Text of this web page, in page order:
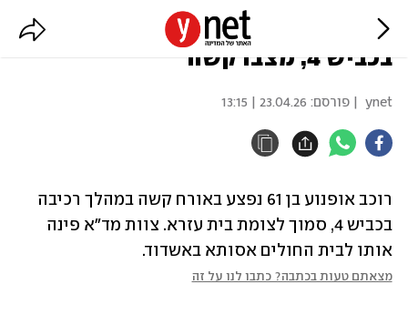
רוכב אופנוע נפצע במהלך רכיבה
בכביש 4, מצבו קשה
ynet | פורסם: 23.04.26 | 13:15
אותו לבית החולים אסותא באשדוד.
מצאתם טעות בכתבה? כתבו לנו על זה